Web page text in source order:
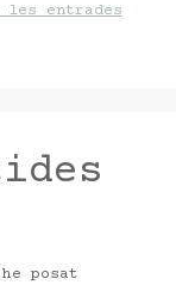
les entrades
posat